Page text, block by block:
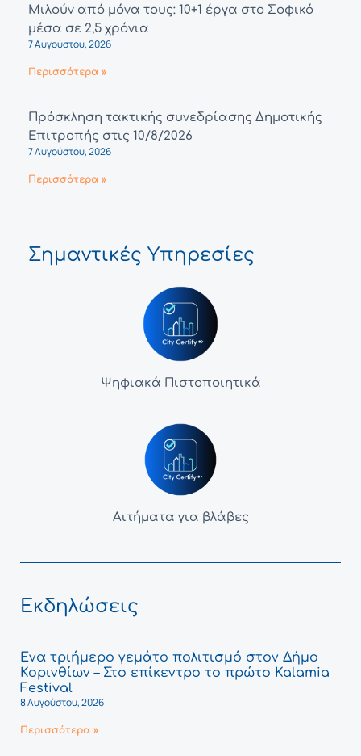
Μιλούν από μόνα τους: 10+1 έργα στο Σοφικό
μέσα σε 2,5 χρόνια
7 Αυγούστου, 2026
Περισσότερα »
Πρόσκληση τακτικής συνεδρίασης Δημοτικής
Επιτροπής στις 10/8/2026
7 Αυγούστου, 2026
Περισσότερα »
Σημαντικές Υπηρεσίες
Ψηφιακά Πιστοποιητικά
Αιτήματα για βλάβες
Εκδηλώσεις
Ένα τριήμερο γεμάτο πολιτισμό στον Δήμο
Κορινθίων – Στο επίκεντρο το πρώτο Kalamia
Festival
8 Αυγούστου, 2026
Περισσότερα »